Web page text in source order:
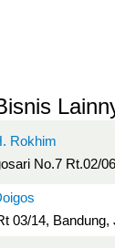
Rokhim
No.7 Rt.02/
03/14, Bandung,